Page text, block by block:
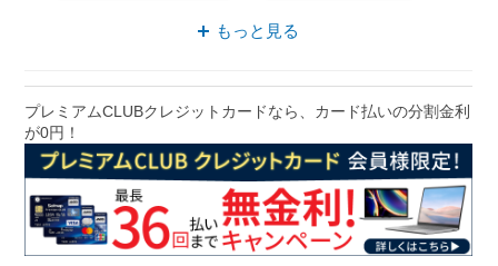
もっと見る
プレミアムCLUBクレジットカードなら、カード払いの分割金利
が0円！